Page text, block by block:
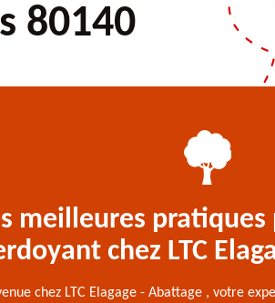
80140
meilleures
chez LTC
chez LTC Elagage - Abattage , votre